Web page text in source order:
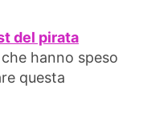
del pirata
hanno speso
questa